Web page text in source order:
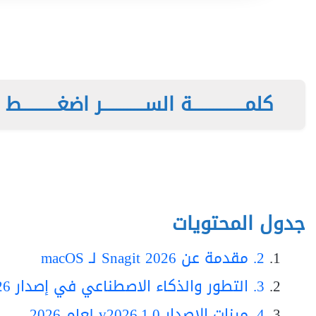
كلمـــــــــــــــة الســــــــــــر اضغــــــــــط
جدول المحتويات
2. مقدمة عن Snagit 2026 لـ macOS
3. التطور والذكاء الاصطناعي في إصدار 2026